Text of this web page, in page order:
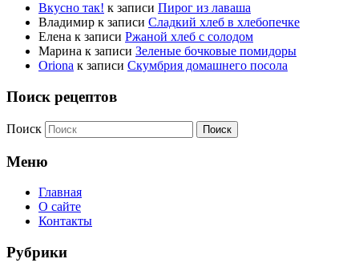
Вкусно так! к записи Пирог из лаваша
Владимир к записи Сладкий хлеб в хлебопечке
Елена к записи Ржаной хлеб с солодом
Марина к записи Зеленые бочковые помидоры
Oriona к записи Скумбрия домашнего посола
Поиск рецептов
Поиск
Меню
Главная
О сайте
Контакты
Рубрики